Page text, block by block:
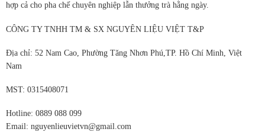
hợp cả cho pha chế chuyên nghiệp lẫn thưởng trà hằng ngày.
CÔNG TY TNHH TM & SX NGUYÊN LIỆU VIỆT T&P
Địa chỉ: 52 Nam Cao, Phường Tăng Nhơn Phú,TP. Hồ Chí Minh, Việt
Nam
MST: 0315408071
Hotline: 0889 088 099
Email: nguyenlieuvietvn@gmail.com